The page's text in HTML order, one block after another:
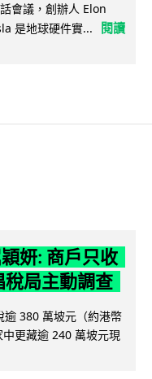
會議，創辦人 Elon
是地球硬件實...
閱讀
妍: 商戶只收
稅局主動調查
逾 380 萬坡元（約港幣
更藏逾 240 萬坡元現